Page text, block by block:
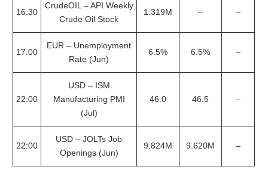
16:30
CrudeOIL – API Weekly
Crude Oil Stock
1.319M – –
17:00
EUR – Unemployment
Rate (Jun)
6.5% 6.5% –
22:00
USD – ISM
Manufacturing PMI
(Jul)
46.0 46.5 –
22:00
USD – JOLTs Job
Openings (Jun)
9.824M 9.620M –